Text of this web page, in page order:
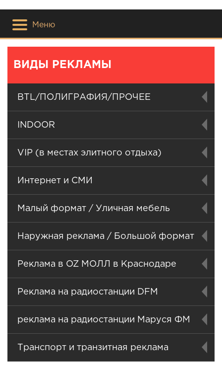
Меню
ВИДЫ РЕКЛАМЫ
BTL/ПОЛИГРАФИЯ/ПРОЧЕЕ
INDOOR
VIP (в местах элитного отдыха)
Интернет и СМИ
Малый формат / Уличная мебель
Наружная реклама / Большой формат
Реклама в OZ МОЛЛ в Краснодаре
Реклама на радиостанции DFM
реклама на радиостанции Маруся ФМ
Транспорт и транзитная реклама